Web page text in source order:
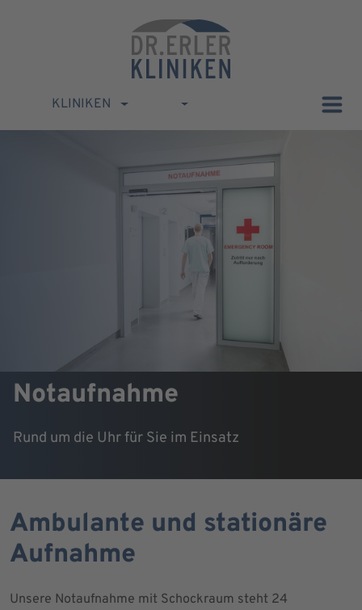
KLINIKEN
Notaufnahme
Rund um die Uhr für Sie im Einsatz
Ambulante und stationäre
Aufnahme
Unsere Notaufnahme mit Schockraum steht 24